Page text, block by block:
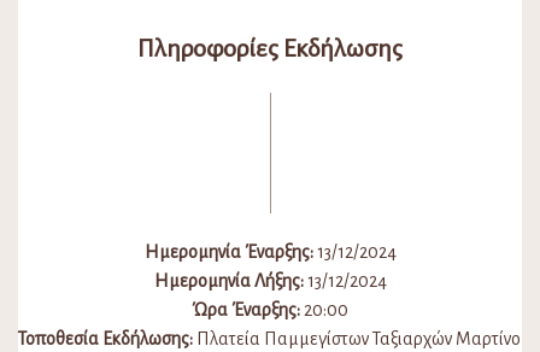
Πληροφορίες Εκδήλωσης
Ημερομηνία Έναρξης:13/12/2024
Ημερομηνία Λήξης:13/12/2024
Ώρα Έναρξης: 20:00
Τοποθεσία Εκδήλωσης: Πλατεία Παμμεγίστων Ταξιαρχών Μαρτίνο